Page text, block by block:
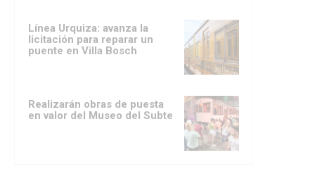
Línea Urquiza: avanza la
licitación para reparar un
puente en Villa Bosch
Realizarán obras de puesta
en valor del Museo del Subte